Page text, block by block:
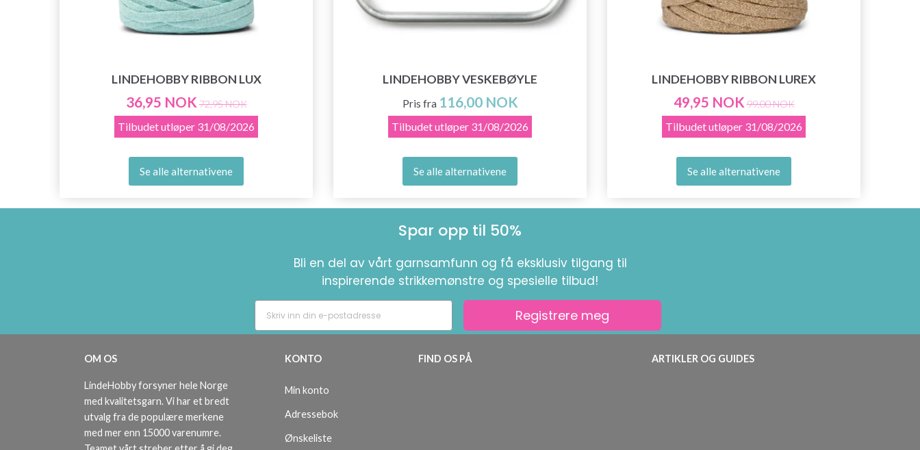
LINDEHOBBY RIBBON LUX
36,95 NOK 72,95 NOK
Tilbudet utløper 31/08/2026
Se alle alternativene
LINDEHOBBY VESKEBØYLE
Pris fra 116,00 NOK
Tilbudet utløper 31/08/2026
Se alle alternativene
LINDEHOBBY RIBBON LUREX
49,95 NOK 99,00 NOK
Tilbudet utløper 31/08/2026
Se alle alternativene
Spar opp til 50%
Bli en del av vårt garnsamfunn og få eksklusiv tilgang til
inspirerende strikkemønstre og spesielle tilbud!
Registrere meg
OM OS
LindeHobby forsyner hele Norge
med kvalitetsgarn. Vi har et bredt
utvalg fra de populære merkene
med mer enn 15000 varenumre.
KONTO
Min konto
Adressebok
Ønskeliste
FIND OS PÅ ARTIKLER OG GUIDES